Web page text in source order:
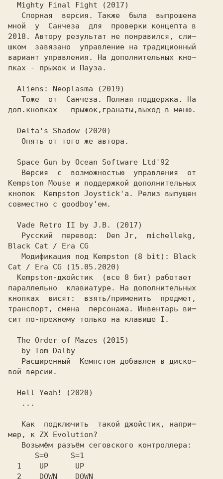
  Mighty Final Fight (2017)
мной  у
Санчеза
для  проверки концепта в
2018. Автору результат не понравился, сли─
шком  завязано  управление на традиционный
вариант управления. На дополнительных кно─
пках - прыжок и Пауза.
  Aliens: Neoplasma (2019)
   Тоже  от
Санчеза.
Полная поддержка. На
доп.кнопках - прыжок,гранаты,выход в меню.
  Delta's Shadow (2020)
  Space Gun by Ocean Software Ltd'92
Kempston Mouse и поддержкой дополнительных
кнопок
Kempston Joystick'а.
Релиз выпущен
совместно с goodboy'ем.
  Vade Retro II by J.B. (2017)
   Русский  перевод:
Den Jr,  michellekg,
Black Cat / Era CG
   Модификация под
Kempston (8 bit):
Black
Cat / Era CG (15.05.2020)
  Kempston-джойстик
(все 8 бит) работает
параллельно  клавиатуре. На дополнительных
кнопках  висят:  взять/применить  предмет,
транспорт, смена  персонажа. Инвентарь ви─
сит по-прежнему только на клавише I.
  The Order of Mazes (2015)
   by
Tom Dalby
   Расширенный
Кемпстон добавлен в диско─
вой версии.
  Hell Yeah! (2020)
мер, к ZX Evolution?